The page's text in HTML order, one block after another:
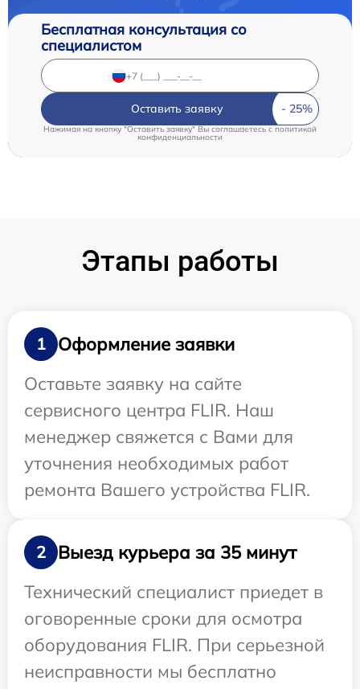
Бесплатная консультация со
специалистом
Оставить заявку
Нажимая на кнопку "Оставить заявку" Вы соглашаетесь c политикой
конфиденциальности
Этапы работы
1
Оформление заявки
Оставьте заявку на сайте
сервисного центра FLIR. Наш
менеджер свяжется с Вами для
уточнения необходимых работ
ремонта Вашего устройства FLIR.
2
Выезд курьера за 35 минут
Технический специалист приедет в
оговоренные сроки для осмотра
оборудования FLIR. При серьезной
неисправности мы бесплатно